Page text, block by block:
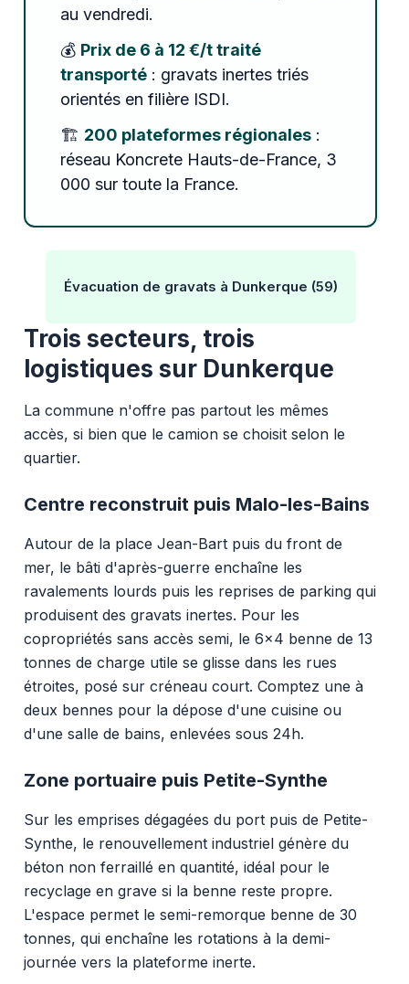
au vendredi.
💰 Prix de 6 à 12 €/t traité
transporté: gravats inertes triés
orientés en filière ISDI.
🏗️ 200 plateformes régionales:
réseau Koncrete Hauts-de-France, 3
000 sur toute la France.
Évacuation de gravats à Dunkerque (59)
Trois secteurs, trois
logistiques sur Dunkerque
La commune n'offre pas partout les mêmes
accès, si bien que le camion se choisit selon le
quartier.
Centre reconstruit puis Malo-les-Bains
Autour de la place Jean-Bart puis du front de
mer, le bâti d'après-guerre enchaîne les
ravalements lourds puis les reprises de parking qui
produisent des gravats inertes. Pour les
copropriétés sans accès semi, le 6x4 benne de 13
tonnes de charge utile se glisse dans les rues
étroites, posé sur créneau court. Comptez une à
deux bennes pour la dépose d'une cuisine ou
d'une salle de bains, enlevées sous 24h.
Zone portuaire puis Petite-Synthe
Sur les emprises dégagées du port puis de Petite-
Synthe, le renouvellement industriel génère du
béton non ferraillé en quantité, idéal pour le
recyclage en grave si la benne reste propre.
L'espace permet le semi-remorque benne de 30
tonnes, qui enchaîne les rotations à la demi-
journée vers la plateforme inerte.